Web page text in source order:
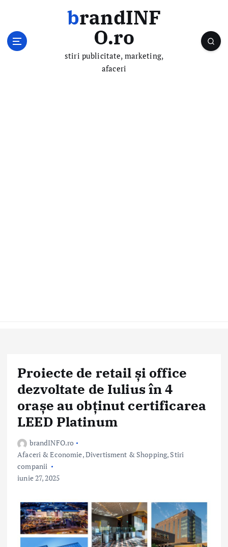
brandINF
O.ro
stiri publicitate, marketing,
afaceri
Proiecte de retail și office
dezvoltate de Iulius în 4
orașe au obținut certificarea
LEED Platinum
brandINFO.ro
Afaceri & Economie,Divertisment & Shopping, Stiri
companii
iunie 27, 2025